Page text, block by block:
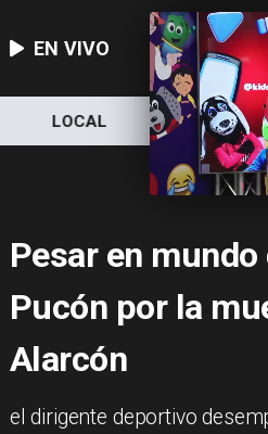
EN VIVO
LOCAL
Pesar en
Pucón por la
Alarcón
el dirigente deportivo